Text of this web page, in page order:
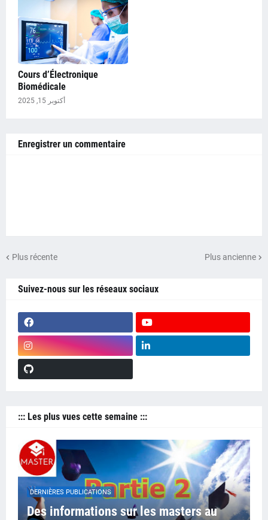
Cours d’Électronique
Biomédicale
أكتوبر 15, 2025
Enregistrer un commentaire
Plus récente Plus ancienne
Suivez-nous sur les réseaux sociaux
::: Les plus vues cette semaine :::
DERNIÈRES PUBLICATIONS
Des informations sur les masters au